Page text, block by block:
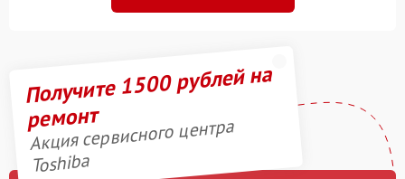
Получите 1500 рублей на
ремонт
Акция сервисного центра
Toshiba